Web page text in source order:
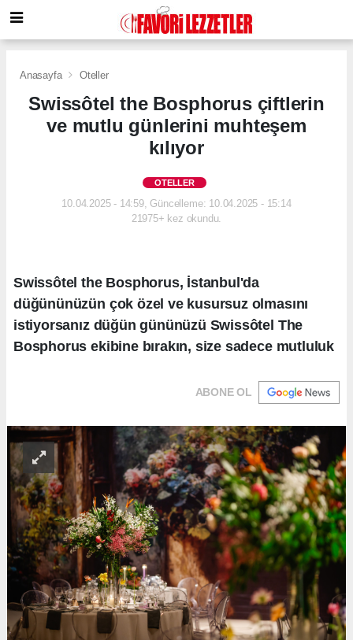
Anasayfa Oteller
Swissôtel the Bosphorus çiftlerin
ve mutlu günlerini muhteşem
kılıyor
OTELLER
10.04.2025 - 14:59, Güncelleme: 10.04.2025 - 15:14
21975+ kez okundu.
Swissôtel the Bosphorus, İstanbul'da
düğününüzün çok özel ve kusursuz olmasını
istiyorsanız düğün gününüzü Swissôtel The
Bosphorus ekibine bırakın, size sadece mutluluk
ABONE OL